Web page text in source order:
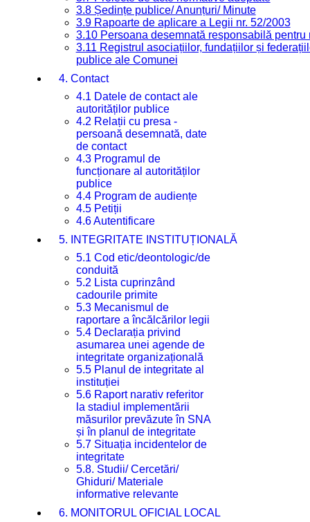
3.8 Ședințe publice/ Anunțuri/ Minute
3.9 Rapoarte de aplicare a Legii nr. 52/2003
3.10 Persoana desemnată responsabilă
3.11 Registrul asociațiilor, fundațiilor și
publice ale Comunei
4. Contact
4.1 Datele de contact ale
autorităților publice
4.2 Relații cu presa -
persoană desemnată, date
de contact
4.3 Programul de
funcționare al autorităților
publice
4.4 Program de audiențe
4.5 Petiții
4.6 Autentificare
5. INTEGRITATE INSTITUȚIONALĂ
5.1 Cod etic/deontologic/de
conduită
5.2 Lista cuprinzând
cadourile primite
5.3 Mecanismul de
raportare a încălcărilor legii
5.4 Declarația privind
asumarea unei agende de
integritate organizațională
5.5 Planul de integritate al
instituției
5.6 Raport narativ referitor
la stadiul implementării
măsurilor prevăzute în SNA
și în planul de integritate
5.7 Situația incidentelor de
integritate
5.8. Studii/ Cercetări/
Ghiduri/ Materiale
informative relevante
6. MONITORUL OFICIAL LOCAL